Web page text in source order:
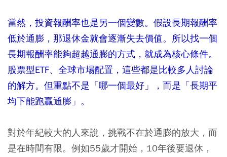
當然，投資報酬率也是另一個變數。假設長期報酬率
低於通膨，那退休金就會逐漸失去價值。所以找一個
長期報酬率能夠超越通膨的方式，就成為核心條件。
股票型ETF、全球市場配置，這些都是比較多人討論
的解方。但重點不是「哪一個最好」，而是「長期平
均下能跑贏通膨」。
對於年紀較大的人來說，挑戰不在於通膨的放大，而
是在時間有限。例如55歲才開始，10年後要退休，